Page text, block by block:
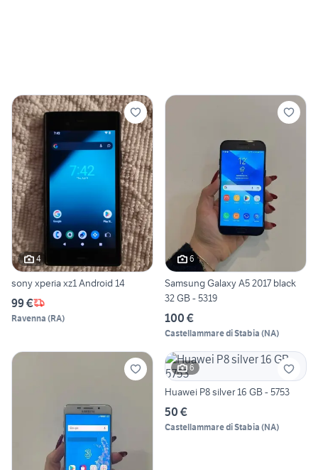
4
sony xperia xz1 Android 14
99 €
Ravenna (RA)
6
Samsung Galaxy A5 2017 black
32 GB - 5319
100 €
Castellammare di Stabia (NA)
6
Huawei P8 silver 16 GB - 5753
50 €
Castellammare di Stabia (NA)